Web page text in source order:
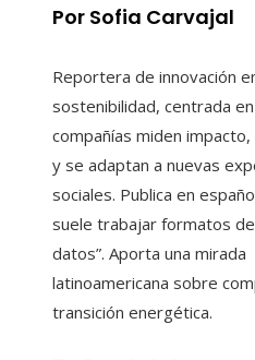
Por Sofia Carvajal
Reportera de innovación
sostenibilidad, centrada
compañías miden
y se adaptan a nuevas
sociales. Publica en
suele trabajar formatos
datos”. Aporta una mirada
latinoamericana sobre
transición energética.